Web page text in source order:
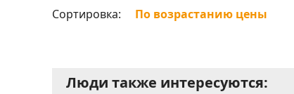
Сортировка: По возрастанию цены
Люди также интересуются: